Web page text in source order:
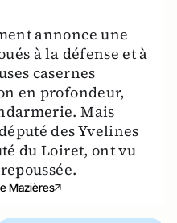
annonce une
à la défense et à
casernes
en profondeur,
Mais
des Yvelines
du Loiret, ont vu
Mazières